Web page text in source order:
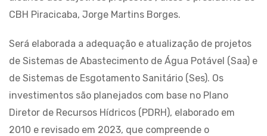
CBH Piracicaba, Jorge Martins Borges.
Será elaborada a adequação e atualização de projetos
de Sistemas de Abastecimento de Água Potável (Saa) e
de Sistemas de Esgotamento Sanitário (Ses). Os
investimentos são planejados com base no Plano
Diretor de Recursos Hídricos (PDRH), elaborado em
2010 e revisado em 2023, que compreende o